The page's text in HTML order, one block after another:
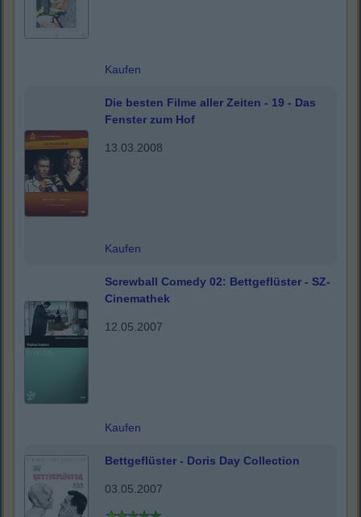
Kaufen
Die besten Filme aller Zeiten - 19 - Das
Fenster zum Hof
13.03.2008
Kaufen
Screwball Comedy 02: Bettgeflüster - SZ-
Cinemathek
12.05.2007
Kaufen
Bettgeflüster - Doris Day Collection
03.05.2007